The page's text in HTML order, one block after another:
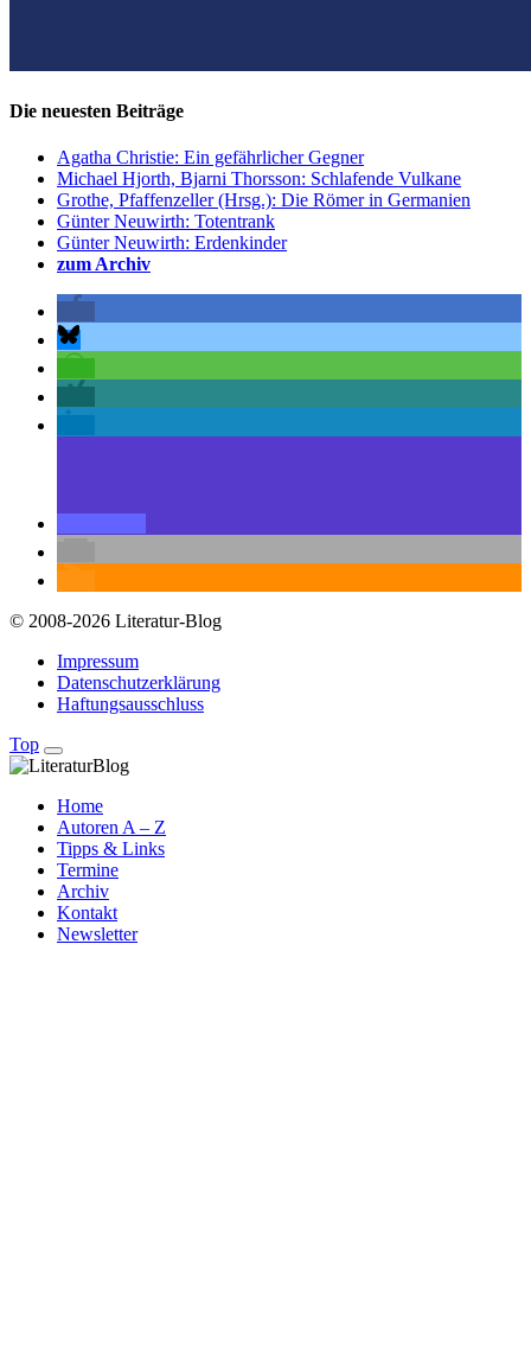
Die neuesten Beiträge
Agatha Christie: Ein gefährlicher Gegner
Michael Hjorth, Bjarni Thorsson: Schlafende Vulkane
Grothe, Pfaffenzeller (Hrsg.): Die Römer in Germanien
Günter Neuwirth: Totentrank
Günter Neuwirth: Erdenkinder
zum Archiv
© 2008-2026 Literatur-Blog
Impressum
Datenschutzerklärung
Haftungsausschluss
Top
Home
Autoren A – Z
Tipps & Links
Termine
Archiv
Kontakt
Newsletter